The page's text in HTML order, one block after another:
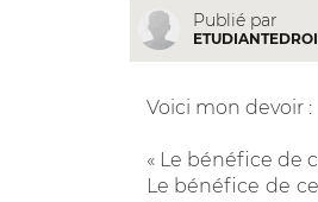
Publié par
Voici mon devoir :
« Le bénéfice de
Le bénéfice de